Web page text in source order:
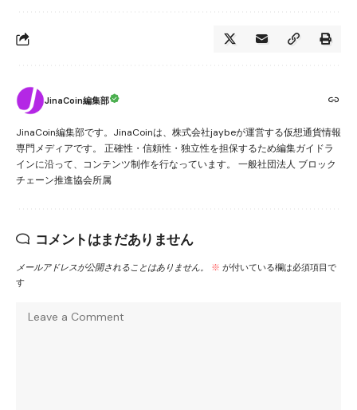
JinaCoin編集部
JinaCoin編集部です。JinaCoinは、株式会社jaybeが運営する仮想通貨情報
専門メディアです。 正確性・信頼性・独立性を担保するため編集ガイドラ
インに沿って、コンテンツ制作を行なっています。 一般社団法人 ブロック
チェーン推進協会所属
コメントはまだありません
メールアドレスが公開されることはありません。 ※ が付いている欄は必須項目で
す